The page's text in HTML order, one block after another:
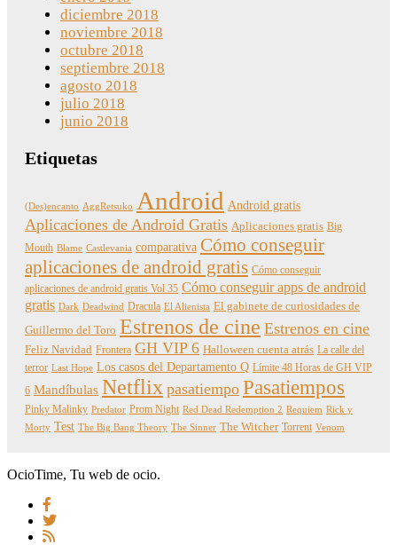
diciembre 2018
noviembre 2018
octubre 2018
septiembre 2018
agosto 2018
julio 2018
junio 2018
Etiquetas
(Des)encanto AggRetsuko Android Android gratis
Aplicaciones de Android Gratis Aplicaciones gratis Big
Mouth Blame Castlevania comparativa Cómo conseguir
aplicaciones de android gratis Cómo conseguir
aplicaciones de android gratis Vol 35 Cómo conseguir apps de android
gratis Dark Deadwind Dracula El Alienista El gabinete de curiosidades de
Guillermo del Toro Estrenos de cine Estrenos en cine
Feliz Navidad Frontera GH VIP 6 Halloween cuenta atrás La calle del
terror Last Hope Los casos del Departamento Q Límite 48 Horas de GH VIP
6 Mandíbulas Netflix pasatiempo Pasatiempos
Pinky Malinky Predator Prom Night Red Dead Redemption 2 Requiem Rick y
Morty Test The Big Bang Theory The Sinner The Witcher Torrent Venom
OcioTime, Tu web de ocio.